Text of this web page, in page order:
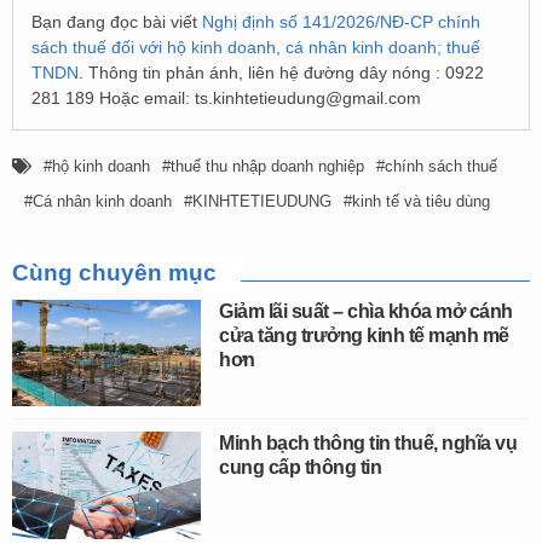
Bạn đang đọc bài viết Nghị định số 141/2026/NĐ-CP chính
sách thuế đối với hộ kinh doanh, cá nhân kinh doanh; thuế
TNDN . Thông tin phản ánh, liên hệ đường dây nóng : 0922
281 189 Hoặc email: ts.kinhtetieudung@gmail.com
hộ kinh doanh thuế thu nhập doanh nghiệp
chính sách thuế
Cá nhân kinh doanh
KINHTETIEUDUNG kinh tế và tiêu dùng
Cùng chuyên mục
Giảm lãi suất – chìa khóa mở cánh
cửa tăng trưởng kinh tế mạnh mẽ
hơn
Minh bạch thông tin thuế, nghĩa vụ
cung cấp thông tin